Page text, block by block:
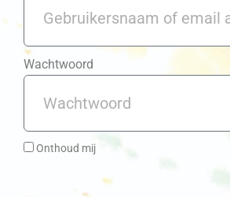
Wachtwoord
Onthoud mij